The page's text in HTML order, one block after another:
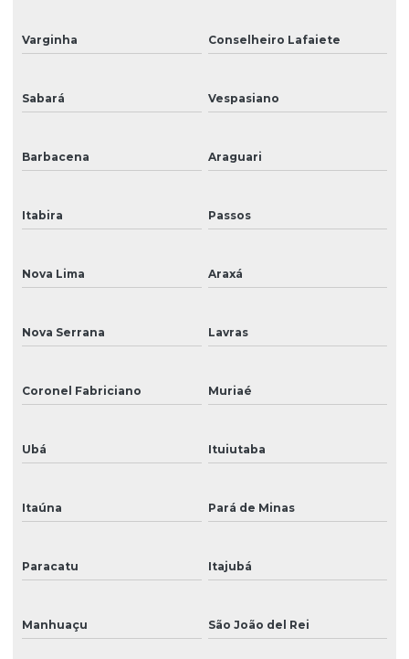
Varginha Conselheiro Lafaiete
Sabará Vespasiano
Barbacena Araguari
Itabira Passos
Nova Lima Araxá
Nova Serrana Lavras
Coronel Fabriciano Muriaé
Ubá Ituiutaba
Itaúna Pará de Minas
Paracatu Itajubá
Manhuaçu São João del Rei